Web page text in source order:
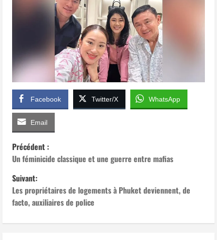
Facebook Twitter/X WhatsApp
Email
N
a
v
i
Précédent :
Un féminicide classique et une guerre entre mafias
Suivant:
Les propriétaires de logements à Phuket deviennent, de
facto, auxiliaires de police